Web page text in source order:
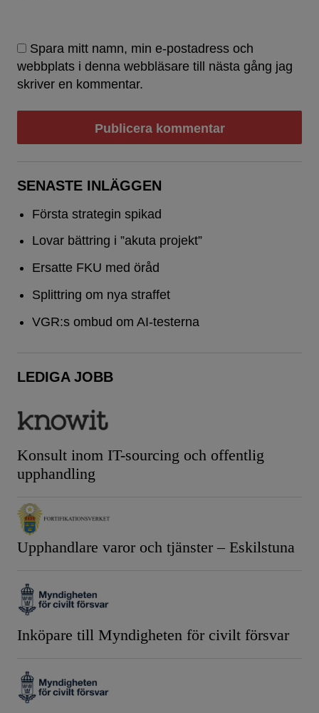
Spara mitt namn, min e-postadress och
webbplats i denna webbläsare till nästa gång jag
skriver en kommentar.
SENASTE INLÄGGEN
Första strategin spikad
Lovar bättring i ”akuta projekt”
Ersatte FKU med öråd
Splittring om nya straffet
VGR:s ombud om AI-testerna
LEDIGA JOBB
Konsult inom IT-sourcing och offentlig
upphandling
Upphandlare varor och tjänster – Eskilstuna
Inköpare till Myndigheten för civilt försvar